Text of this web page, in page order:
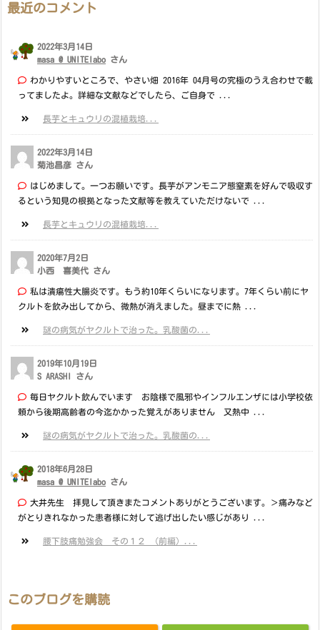
最近のコメント
2022年3月14日
masa @ UNITElabo さん
わかりやすいところで、やさい畑 2016年 04月号の究極のうえ合わせで載
ってましたよ。詳細な文献などでしたら、ご自身で ...
長芋とキュウリの混植栽培...
2022年3月14日
菊池昌彦 さん
はじめまして。一つお願いです。長芋がアンモニア態窒素を好んで吸収す
るという知見の根拠となった文献等を教えていただけないで ...
長芋とキュウリの混植栽培...
2020年7月2日
小西 喜美代 さん
私は潰瘍性大腸炎です。もう約10年くらいになります。7年くらい前にヤ
クルトを飲み出してから、微熱が消えました。昼までに熱 ...
謎の病気がヤクルトで治った。乳酸菌の...
2019年10月19日
S ARASHI さん
毎日ヤクルト飲んでいます お陰様で風邪やインフルエンザには小学校依
頼から後期高齢者の今迄かかった覚えがありません 又熱中 ...
謎の病気がヤクルトで治った。乳酸菌の...
2018年6月28日
masa @ UNITElabo さん
大井先生 拝見して頂きまたコメントありがとうございます。＞痛みなど
がとりきれなかった患者様に対して逃げ出したい感じがあり ...
腰下肢痛勉強会 その１２ （前編）...
このブログを購読